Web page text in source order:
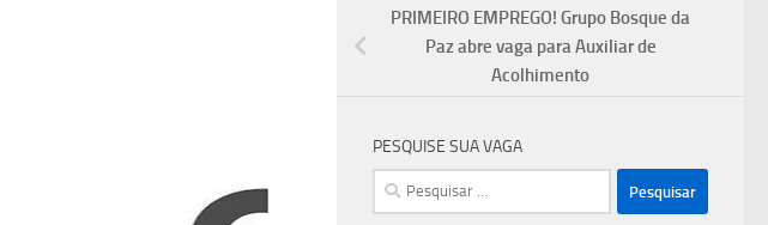
PRIMEIRO EMPREGO! Grupo Bosque da
Paz abre vaga para Auxiliar de
Acolhimento
PESQUISE SUA VAGA
Pesquisar
por: